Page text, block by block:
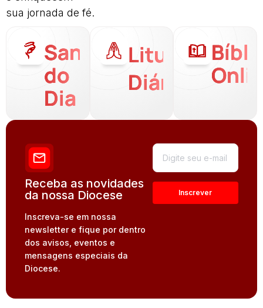
sua jornada de fé.
Santo
do
Dia
Liturgia
Diária
Receba as novidades
da nossa Diocese
Inscreva-se em nossa
newsletter e fique por dentro
dos avisos, eventos e
mensagens especiais da
Diocese.